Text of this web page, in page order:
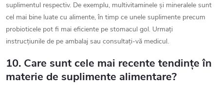
suplimentul respectiv. De exemplu, multivitaminele și mineralele sunt
cel mai bine luate cu alimente, în timp ce unele suplimente precum
probioticele pot fi mai eficiente pe stomacul gol. Urmați
instrucțiunile de pe ambalaj sau consultați-vă medicul.
10. Care sunt cele mai recente tendințe în
materie de suplimente alimentare?